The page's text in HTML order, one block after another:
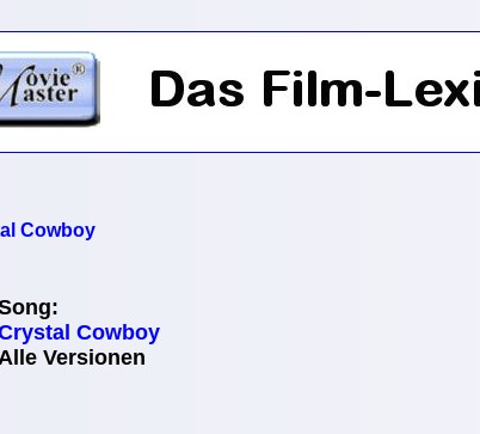
Cowboy
Cowboy
Versionen